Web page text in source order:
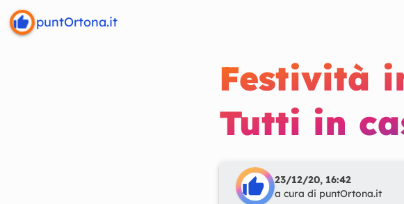
Festività
Tutti in
23/12/20, 16:42
a cura di puntOrtona.it
puntOrtona.it